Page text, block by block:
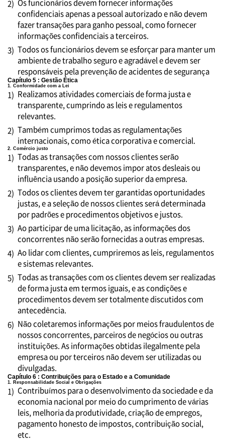
2) Os funcionários devem fornecer informações
confidenciais apenas a pessoal autorizado e não devem
fazer transações para ganho pessoal, como fornecer
informações confidenciais a terceiros.
3) Todos os funcionários devem se esforçar para manter um
ambiente de trabalho seguro e agradável e devem ser
responsáveis pela prevenção de acidentes de segurança
Capítulo 5 : Gestão Ética
1. Conformidade com a Lei
1) Realizamos atividades comerciais de forma justa e
transparente, cumprindo as leis e regulamentos
relevantes.
2) Também cumprimos todas as regulamentações
internacionais, como ética corporativa e comercial.
2. Comércio justo
1) Todas as transações com nossos clientes serão
transparentes, e não devemos impor atos desleais ou
influência usando a posição superior da empresa.
2) Todos os clientes devem ter garantidas oportunidades
justas, e a seleção de nossos clientes será determinada
por padrões e procedimentos objetivos e justos.
3) Ao participar de uma licitação, as informações dos
concorrentes não serão fornecidas a outras empresas.
4) Ao lidar com clientes, cumpriremos as leis, regulamentos
e sistemas relevantes.
5) Todas as transações com os clientes devem ser realizadas
de forma justa em termos iguais, e as condições e
procedimentos devem ser totalmente discutidos com
antecedência.
6) Não coletaremos informações por meios fraudulentos de
nossos concorrentes, parceiros de negócios ou outras
instituições. As informações obtidas ilegalmente pela
empresa ou por terceiros não devem ser utilizadas ou
divulgadas.
Capítulo 6 : Contribuições para o Estado e a Comunidade
1. Responsabilidade Social e Obrigações
1) Contribuímos para o desenvolvimento da sociedade e da
economia nacional por meio do cumprimento de várias
leis, melhoria da produtividade, criação de empregos,
pagamento honesto de impostos, contribuição social,
etc.